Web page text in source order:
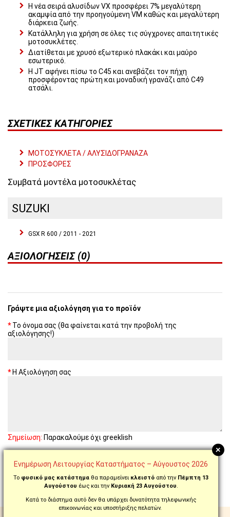
Η νέα σειρά αλυσίδων VX προσφέρει 7% μεγαλύτερη
ακαμψία από την προηγούμενη VM καθώς και μεγαλύτερη
διάρκεια ζωής.
Κατάλληλη για χρήση σε όλες τις σύγχρονες απαιτητικές
μοτοσυκλέτες.
Διατίθεται με χρυσό εξωτερικό πλακάκι και μαύρο
εσωτερικό.
Η JT αφήνει πίσω το C45 και ανεβάζει τον πήχη
προσφέροντας πρώτη και μοναδική γρανάζι από C49
ατσάλι.
ΣΧΕΤΙΚΈΣ ΚΑΤΗΓΟΡΊΕΣ
ΜΟΤΟΣΥΚΛΕΤΑ / ΑΛΥΣΙΔΟΓΡΑΝΑΖΑ
ΠΡΟΣΦΟΡΕΣ
Συμβατά μοντέλα μοτοσυκλέτας
SUZUKI
GSX R 600 / 2011 - 2021
ΑΞΙΟΛΟΓΉΣΕΙΣ (0)
Γράψτε μια αξιολόγηση για το προϊόν
Το όνομα σας (θα φαίνεται κατά την προβολή της
αξιολόγησης!)
Η Αξιολόγηση σας
Σημείωση: Παρακαλούμε όχι greeklish
ΣΥΝΈΧΕΙΑ
+
Ενημέρωση Λειτουργίας Καταστήματος – Αύγουστος 2026
Το φυσικό μας κατάστημα θα παραμείνει κλειστό από την Πέμπτη 13
Αυγούστου έως και τηνΚυριακή 23 Αυγούστου.
Κατά το διάστημα αυτό δεν θα υπάρχει δυνατότητα τηλεφωνικής
επικοινωνίας και υποστήριξης πελατών.